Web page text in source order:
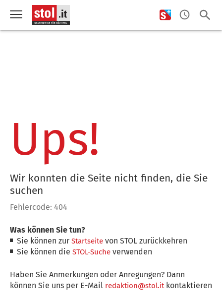
Ups!
Wir konnten die Seite nicht finden, die Sie
suchen
Fehlercode: 404
Was können Sie tun?
Sie können zurStartseite von STOL zurückkehren
Sie können dieSTOL-Suche verwenden
Haben Sie Anmerkungen oder Anregungen? Dann
können Sie uns per E-Mail redaktion@stol.itkontaktieren